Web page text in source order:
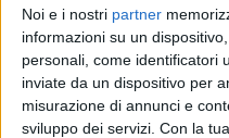
Noi e i nostri partner
informazioni su un
personali, come identificatori
inviate da un dispositivo per
misurazione di annunci e
sviluppo dei servizi. Con la